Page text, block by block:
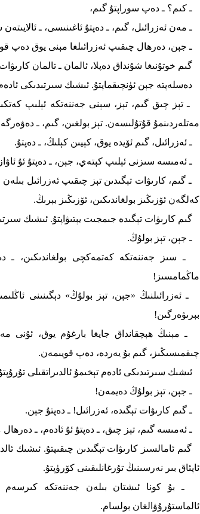
ـ كىم؟ ـ دەپ سوراپتۇ گىم،
ـ مەن ئەزرائىل، گىم، ـ دەپتۇ ئاغىنىسى، ـ
ـ جېن، دەرھال چىقىپ ئەزرائىلغا مېنى يوق دەپ
گىم خوتۇنىغا شۇنداق دەپلا، ئالمان ـ تالمان
دەسلەپتە جېن ئۈنچىقماپتۇ. ئىشىك سىرتىدىكى
ـ تېز چىق گىم، تېز، سېنى جەننەتكە ئېلىپ
مەتلەردىنمۇ قۇتۇلىسەن. تېز بولغىن، گىم، ـ
ـ ئەزرائىل، گىم ئۆيدە يوق، كېيىن كېلىڭ، ـ دەپتۇ.
ـ ئەمىسە سىزنى ئېلىپ كېتەي، جېن، ـ دەپتۇ ئۇ
ـ گىم، كارىۋات تېگىدىن تېز چىقىپ ئەزرائىل
كەلگەن ئۆزىڭىز بولغاندىكىن، ئۆزىڭىز بېرىڭ.
گىم كارىۋات تېگىدە جىمجىت يېتىۋاپتۇ. ئىشىك
ـ جېن، تېز بولۇڭ.
ـ سىز جەننەتكە كەتمەكچى بولغاندىكىن، ـ
ماڭمامسىز!
ـ ئەزرائىلنىڭ «جېن، تېز بولۇڭ» دېگىنىنى
بېرىۋەرگىن!
ـ مېنىڭ ھېچقانداق جايغا بارغۇم يوق، ئۇنى
چىقمىسىڭىز، گىم بۇ يەردە، دەپ قويىمەن.
ئىشىك سىرتىدىكى ئادەم تېخىمۇ ئالدىراتقىلى
ـ جېن، تېز بولۇڭ دەيمەن!
ـ گىم كارىۋات تېگىدە، ئەزرائىل! ـ دەپتۇ جېن.
ـ ئەمىسە گىم، تېز چىق، ـ دەپتۇ ئۇ ئادەم، ـ
گىم ئامالسىز كارىۋات تېگىدىن چىقىپتۇ. ئىشىك
ئاپئاق بىر نەرسىنىڭ تۇرغانلىقىنى كۆرۈپتۇ.
ـ بۇ كونا ئىشتان بىلەن جەننەتكە كىرسەم
ئالماستۇرۇۋالغان بولسام.